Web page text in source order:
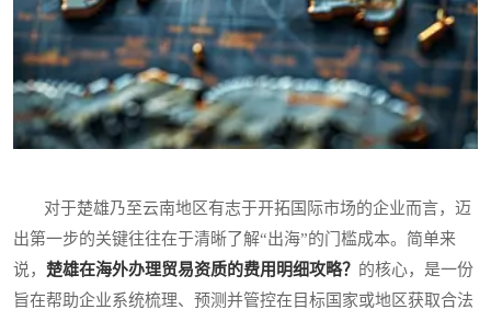
对于楚雄乃至云南地区有志于开拓国际市场的企业而言，迈
出第一步的关键往往在于清晰了解“出海”的门槛成本。简单来
说， 楚雄在海外办理贸易资质的费用明细攻略？ 的核心，是一份
旨在帮助企业系统梳理、预测并管控在目标国家或地区获取合法